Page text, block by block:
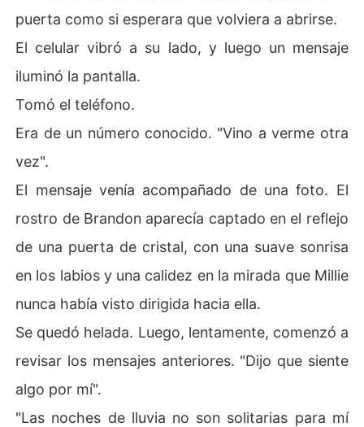
puerta como si esperara que volviera a abrirse.
El celular vibró a su lado, y luego un mensaje
iluminó la pantalla.
Tomó el teléfono.
Era de un número conocido. "Vino a verme otra
vez".
El mensaje venía acompañado de una foto. El
rostro de Brandon aparecía captado en el reflejo
de una puerta de cristal, con una suave sonrisa
en los labios y una calidez en la mirada que Millie
nunca había visto dirigida hacia ella.
Se quedó helada. Luego, lentamente, comenzó a
revisar los mensajes anteriores. "Dijo que siente
algo por mí".
"Las noches de lluvia no son solitarias para mí